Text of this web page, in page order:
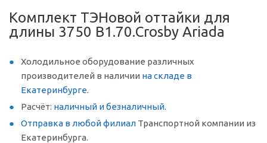
Комплект ТЭНовой оттайки для
длины 3750 В1.70.Crosby Ariada
Холодильное оборудование различных
производителей в наличии на складе в
Екатеринбурге.
Расчёт: наличный и безналичный.
Отправка в любой филиал Транспортной компании из
Екатеринбурга.